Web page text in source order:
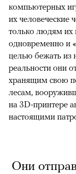
компьютерных
их человеческие
только людям их
одновременно и
целью бежать из
реальности они
хранящим свою
лесам,
на 3D-принтере
настоящими
Они